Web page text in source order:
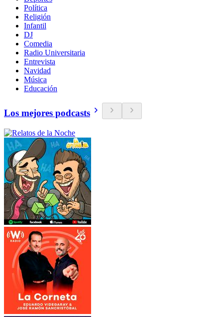
Política
Religión
Infantil
DJ
Comedia
Radio Universitaria
Entrevista
Navidad
Música
Educación
Los mejores podcasts